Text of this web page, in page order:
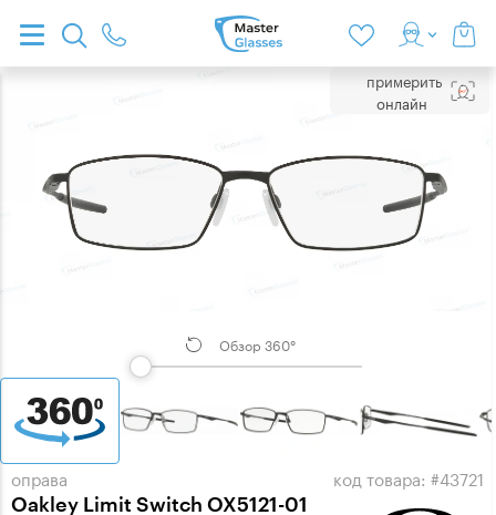
примерить
онлайн
Обзор 360°
оправа
Oakley Limit Switch OX5121-01
код товара: #43721